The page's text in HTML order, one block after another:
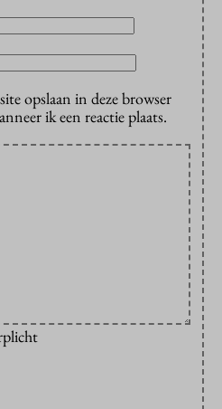
opslaan in deze browser
ik een reactie plaats.